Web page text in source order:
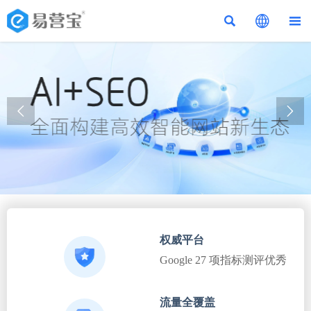
  
 
权威平台
Google 27 项指标测评优秀
流量全覆盖